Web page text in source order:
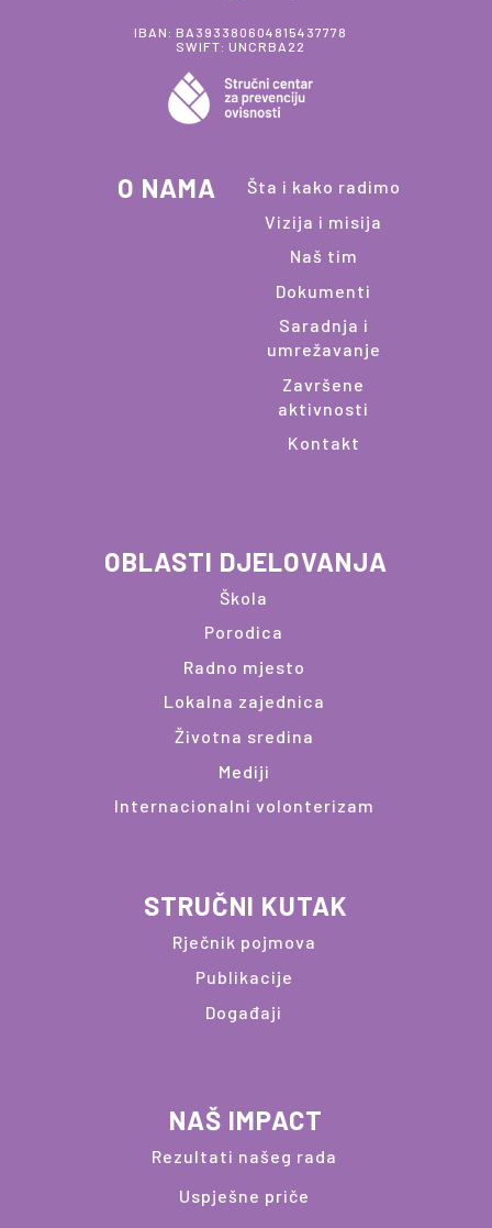
IBAN: BA393380604815437778
SWIFT: UNCRBA22
O NAMA
Šta i kako radimo
Vizija i misija
Naš tim
Dokumenti
Saradnja i
umrežavanje
Završene
aktivnosti
Kontakt
OBLASTI DJELOVANJA
Škola
Porodica
Radno mjesto
Lokalna zajednica
Životna sredina
Mediji
Internacionalni volonterizam
STRUČNI KUTAK
Rječnik pojmova
Publikacije
Događaji
NAŠ IMPACT
Rezultati našeg rada
Uspješne priče